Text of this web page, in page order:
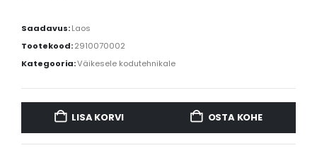
Saadavus:Laos
Tootekood:2910070002
Kategooria:Väikesele kodutehnikale
LISA KORVI OSTA KOHE